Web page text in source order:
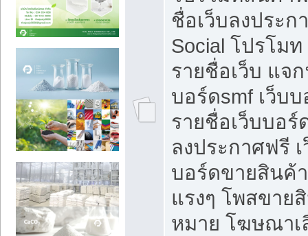
ชื่อเว็บลงประ
Social โปรโม
รายชื่อเว็บ แจ
บอร์ดsmf เว็บ
รายชื่อเว็บบอ
ลงประกาศฟรี
บอร์ดขายสินค้
แรงๆ โพสขาย
หมาย โฆษณาเ